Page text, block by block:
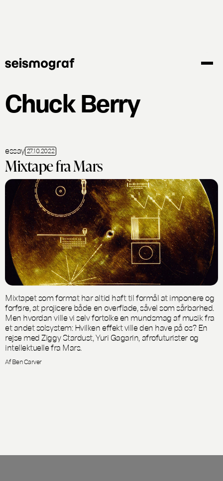
Chuck Berry
essay 27.10.2022
Mixtape fra Mars
Mixtapet som format har altid haft til formål at imponere og
forføre, at projicere både en overflade, såvel som sårbarhed.
Men hvordan ville vi selv fortolke en mundsmag af musik fra
et andet solsystem: Hvilken effekt ville den have på os? En
rejse med Ziggy Stardust, Yuri Gagarin, afrofuturister og
intellektuelle fra Mars.
Af Ben Carver